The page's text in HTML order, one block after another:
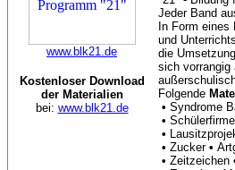
www.blk21.de
Kostenloser Download
der Materialien
bei: www.blk21.de
Jeder Band
In Form
und
die
sich vorrangig
Folgende
• Syndrome
•
•
• Zucker•
• Zeitzeichen